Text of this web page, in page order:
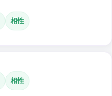
相性
相性